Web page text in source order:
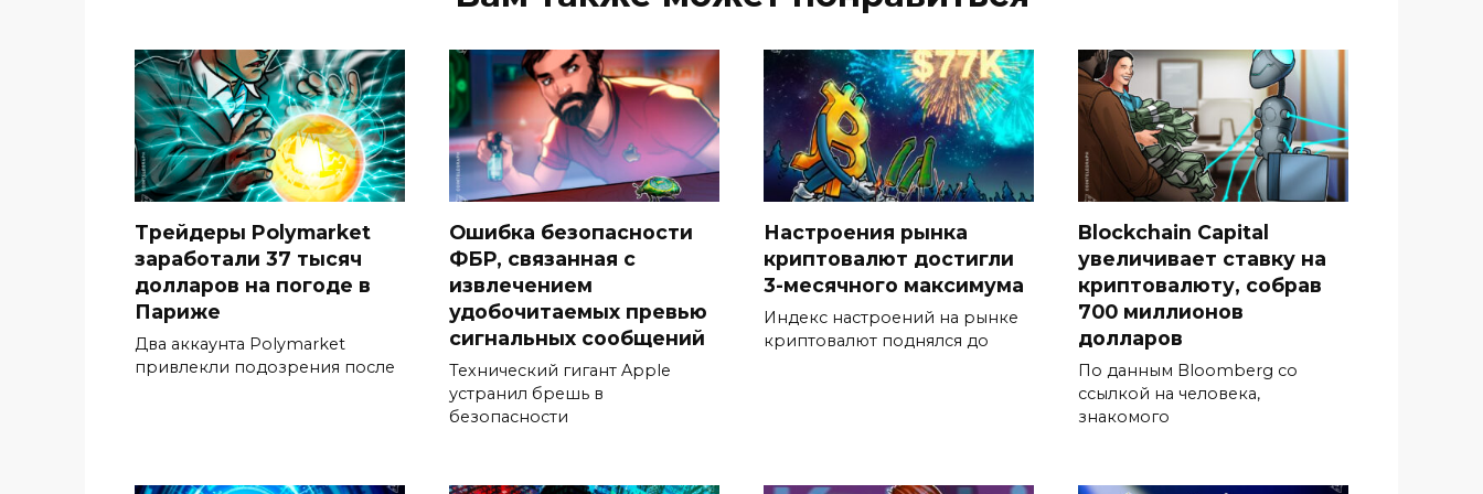
Трейдеры Polymarket
заработали 37 тысяч
долларов на погоде в
Париже
Два аккаунта Polymarket
привлекли подозрения после
Ошибка безопасности
ФБР, связанная с
извлечением
удобочитаемых превью
сигнальных сообщений
Технический гигант Apple
устранил брешь в
безопасности
Настроения рынка
криптовалют достигли
3-месячного максимума
Индекс настроений на рынке
криптовалют поднялся до
Blockchain Capital
увеличивает ставку на
криптовалюту, собрав
700 миллионов
долларов
По данным Bloomberg со
ссылкой на человека,
знакомого